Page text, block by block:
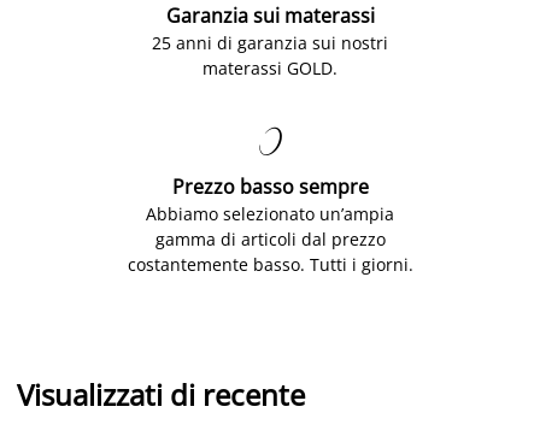
Garanzia sui materassi
25 anni di garanzia sui nostri
materassi GOLD.

Prezzo basso sempre
Abbiamo selezionato un’ampia
gamma di articoli dal prezzo
costantemente basso. Tutti i giorni.
Visualizzati di recente